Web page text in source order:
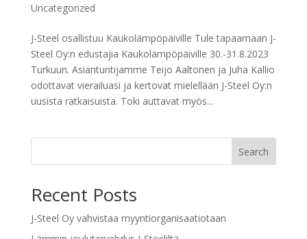
Uncategorized
J-Steel osallistuu Kaukolämpöpäiville Tule tapaamaan J-
Steel Oy:n edustajia Kaukolämpöpäiville 30.-31.8.2023
Turkuun. Asiantuntijamme Teijo Aaltonen ja Juha Kallio
odottavat vierailuasi ja kertovat mielellään J-Steel Oy:n
uusista ratkaisuista. Toki auttavat myös...
Search
Recent Posts
J-Steel Oy vahvistaa myyntiorganisaatiotaan